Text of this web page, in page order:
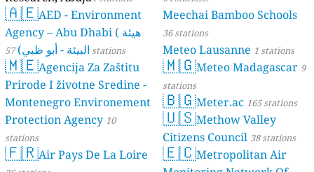
🇦🇪AED - Environment
Agency – Abu Dhabi ( هيئة
البيئة - أبو ظبي) 57 stations
🇲🇪Agencija Za Zaštitu
Prirode I životne Sredine -
Montenegro Environement
Protection Agency 10
stations
🇫🇷Air Pays De La Loire
Meechai Bamboo Schools
36 stations
Meteo Lausanne 1 stations
🇲🇬Meteo Madagascar 9
stations
🇧🇬Meter.ac 165 stations
🇺🇸Methow Valley
Citizens Council 38 stations
🇪🇨Metropolitan Air